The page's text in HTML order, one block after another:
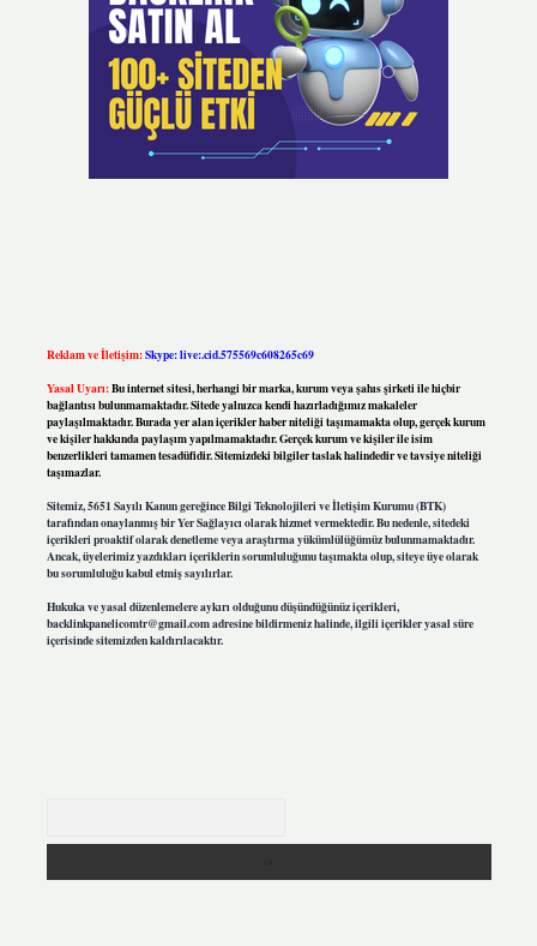
Reklam ve İletişim:Skype: live:.cid.575569c608265c69
Yasal Uyarı:Bu internet sitesi, herhangi bir marka, kurum veya şahıs şirketi ile hiçbir
bağlantısı bulunmamaktadır. Sitede yalnızca kendi hazırladığımız makaleler
paylaşılmaktadır. Burada yer alan içerikler haber niteliği taşımamakta olup, gerçek kurum
ve kişiler hakkında paylaşım yapılmamaktadır. Gerçek kurum ve kişiler ile isim
benzerlikleri tamamen tesadüfidir. Sitemizdeki bilgiler taslak halindedir ve tavsiye niteliği
taşımazlar.
Sitemiz, 5651 Sayılı Kanun gereğince Bilgi Teknolojileri ve İletişim Kurumu (BTK)
tarafından onaylanmış bir Yer Sağlayıcı olarak hizmet vermektedir. Bu nedenle, sitedeki
içerikleri proaktif olarak denetleme veya araştırma yükümlülüğümüz bulunmamaktadır.
Ancak, üyelerimiz yazdıkları içeriklerin sorumluluğunu taşımakta olup, siteye üye olarak
bu sorumluluğu kabul etmiş sayılırlar.
Hukuka ve yasal düzenlemelere aykırı olduğunu düşündüğünüz içerikleri,
backlinkpanelicomtr@gmail.comadresine bildirmeniz halinde, ilgili içerikler yasal süre
içerisinde sitemizden kaldırılacaktır.